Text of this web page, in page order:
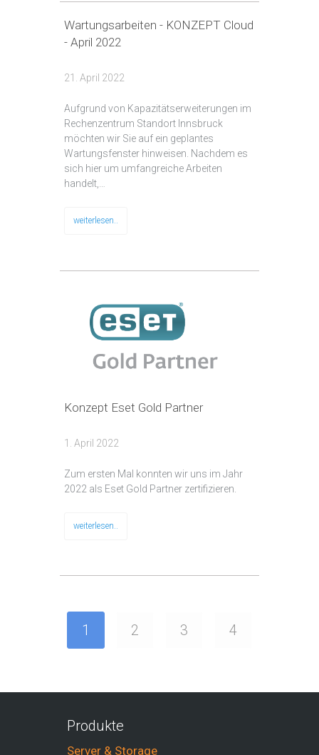
Wartungsarbeiten - KONZEPT Cloud
- April 2022
21. April 2022
Aufgrund von Kapazitätserweiterungen im
Rechenzentrum Standort Innsbruck
möchten wir Sie auf ein geplantes
Wartungsfenster hinweisen. Nachdem es
sich hier um umfangreiche Arbeiten
handelt,…
weiterlesen..
Konzept Eset Gold Partner
1. April 2022
Zum ersten Mal konnten wir uns im Jahr
2022 als Eset Gold Partner zertifizieren.
weiterlesen..
1 2 3 4
Produkte
Server & Storage